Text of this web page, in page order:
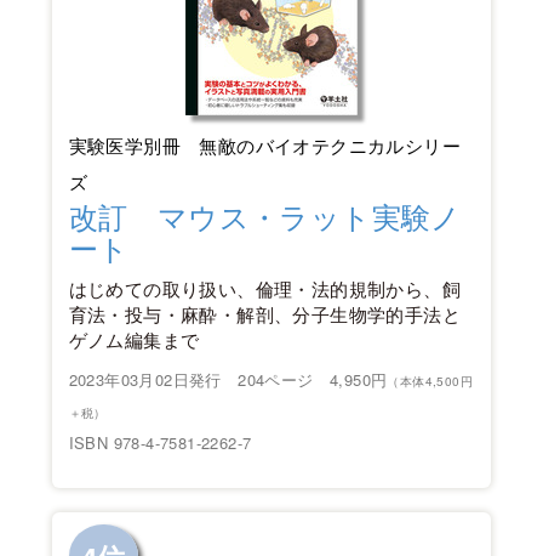
実験医学別冊 無敵のバイオテクニカルシリー
ズ
改訂 マウス・ラット実験ノ
ート
はじめての取り扱い、倫理・法的規制から、飼
育法・投与・麻酔・解剖、分子生物学的手法と
ゲノム編集まで
2023年03月02日発行 204ページ 4,950円 （本体4,500円
＋税）
ISBN 978-4-7581-2262-7